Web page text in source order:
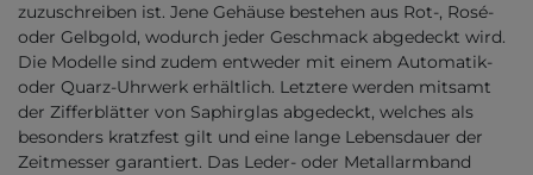
zuzuschreiben ist. Jene Gehäuse bestehen aus Rot-, Rosé-
oder Gelbgold, wodurch jeder Geschmack abgedeckt wird.
Die Modelle sind zudem entweder mit einem Automatik-
oder Quarz-Uhrwerk erhältlich. Letztere werden mitsamt
der Zifferblätter von Saphirglas abgedeckt, welches als
besonders kratzfest gilt und eine lange Lebensdauer der
Zeitmesser garantiert. Das Leder- oder Metallarmband